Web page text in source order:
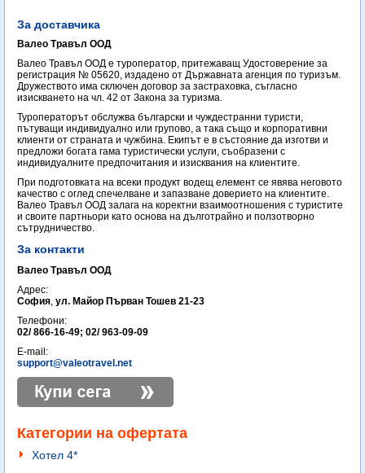
За доставчика
Валео Травъл ООД
Валео Травъл ООД е туроператор, притежаващ Удостоверение за
регистрация № 05620, издадено от Държавната агенция по туризъм.
Дружеството има сключен договор за застраховка, съгласно
изискването на чл. 42 от Закона за туризма.
Туроператорът обслужва български и чуждестранни туристи,
пътуващи индивидуално или групово, а така също и корпоративни
клиенти от страната и чужбина. Екипът е в състояние да изготви и
предложи богата гама туристически услуги, съобразени с
индивидуалните предпочитания и изисквания на клиентите.
При подготовката на всеки продукт водещ елемент се явява неговото
качество с оглед спечелване и запазване доверието на клиентите.
Валео Травъл ООД залага на коректни взаимоотношения с туристите
и своите партньори като основа на дълготрайно и ползотворно
сътрудничество.
За контакти
Валео Травъл ООД
Адрес:
София, ул. Майор Първан Тошев 21-23
Телефони:
02/ 866-16-49; 02/ 963-09-09
E-mail:
support@valeotravel.net
Категории на офертата
Хотел 4*